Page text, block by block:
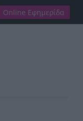
Online Εφημερίδα